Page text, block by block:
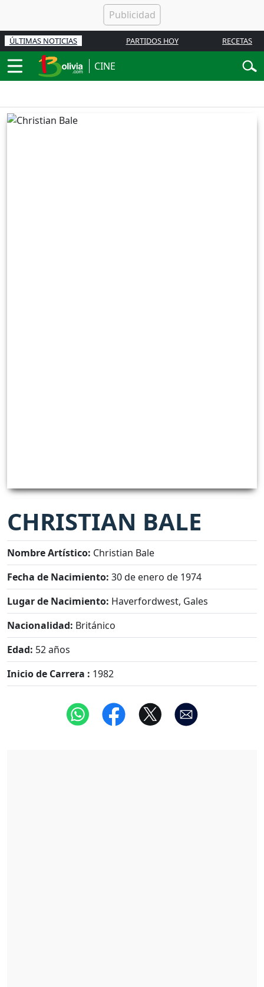
ÚLTIMAS NOTICIAS PARTIDOS HOY RECETAS
CINE
CHRISTIAN BALE
Nombre Artístico: Christian Bale
Fecha de Nacimiento: 30 de enero de 1974
Lugar de Nacimiento: Haverfordwest, Gales
Nacionalidad: Británico
Edad: 52 años
Inicio de Carrera : 1982